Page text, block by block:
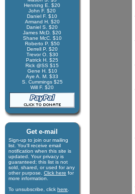
Henning E. $20
John F. $20
Daniel F. $10
Armand H. $20
Daniel S. $20
James McD. $20
Shane McC. $10
Roberto P. $50
Derrell P. $20
Trevor O. $30
Patrick H. $25
Rick @SS $15
Gene H. $10
Aye A. M. $33
S. Cummings $25
Will F. $20
Get e-mail
Sign-up to join our mail­ing
list. You'll receive e­mail
notification when this site is
updated. Your privacy is
guaran­teed; this list is not
sold, shared, or used for any
other purpose. Click here for
more infor­mation.
To unsubscribe, click here